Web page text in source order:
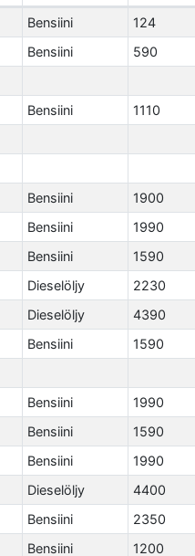
Bensiini 124
Bensiini 590
Bensiini 1110
Bensiini 1900
Bensiini 1990
Bensiini 1590
Dieselöljy 2230
Dieselöljy 4390
Bensiini 1590
Bensiini 1990
Bensiini 1590
Bensiini 1990
Dieselöljy 4400
Bensiini 2350
Bensiini 1200